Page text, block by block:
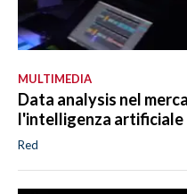
MULTIMEDIA
Data analysis nel
l'intelligenza artificiale
Red